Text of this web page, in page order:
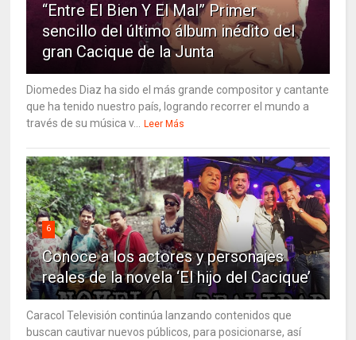
“Entre El Bien Y El Mal” Primer
sencillo del último álbum inédito del
gran Cacique de la Junta
Diomedes Diaz ha sido el más grande compositor y cantante
que ha tenido nuestro país, logrando recorrer el mundo a
través de su música v... Leer Más
6
Conoce a los actores y personajes
reales de la novela ‘El hijo del Cacique’
Caracol Televisión continúa lanzando contenidos que
buscan cautivar nuevos públicos, para posicionarse, así